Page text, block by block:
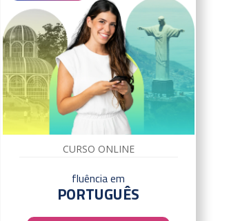
CURSO ONLINE
fluência em
PORTUGUÊS